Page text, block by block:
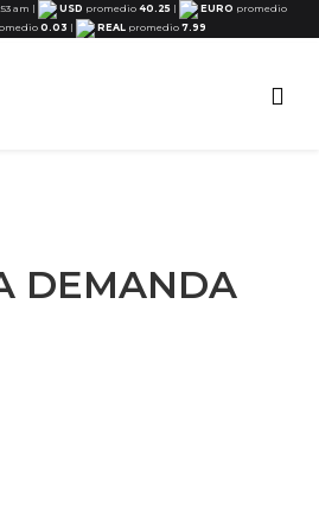
am | USD promedio 40.25 | EURO promedio
0.03 | REAL promedio 7.99
DEMANDA